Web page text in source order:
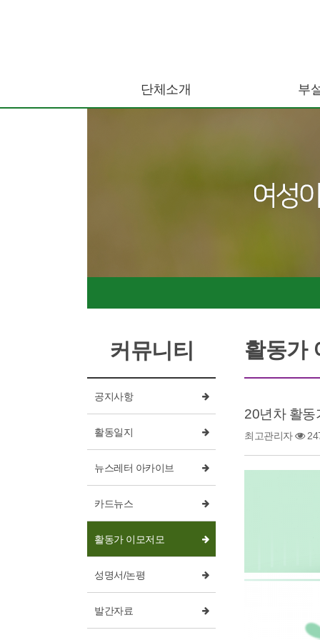
단체소개 부
커뮤니티
공지사항
활동일지
뉴스레터 아카이브
카드뉴스
활동가 이모저모
성명서/논평
발간자료
활동가
20년차 활동
최고관리자